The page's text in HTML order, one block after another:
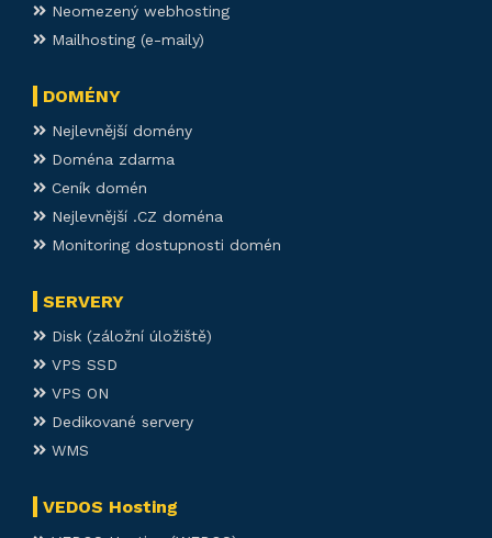
Neomezený webhosting
Mailhosting (e-maily)
DOMÉNY
Nejlevnější domény
Doména zdarma
Ceník domén
Nejlevnější .CZ doména
Monitoring dostupnosti domén
SERVERY
Disk (záložní úložiště)
VPS SSD
VPS ON
Dedikované servery
WMS
VEDOS Hosting